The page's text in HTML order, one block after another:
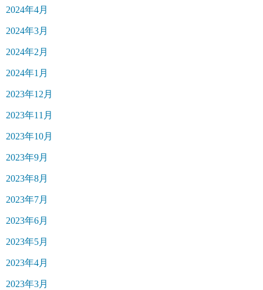
2024年4月
2024年3月
2024年2月
2024年1月
2023年12月
2023年11月
2023年10月
2023年9月
2023年8月
2023年7月
2023年6月
2023年5月
2023年4月
2023年3月